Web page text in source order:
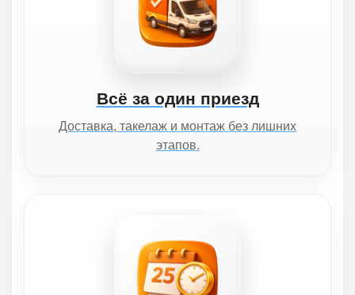
Всё за один приезд
Доставка, такелаж и монтаж без лишних
этапов.